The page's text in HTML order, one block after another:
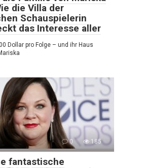
die Villa der
Schauspielerin
das Interesse aller
Dollar pro Folge – und ihr Haus
0 185
fantastische